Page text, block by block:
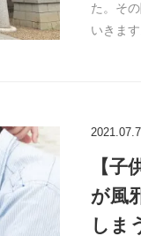
た。そ
いきま
2021.07.7
【
が風
しま